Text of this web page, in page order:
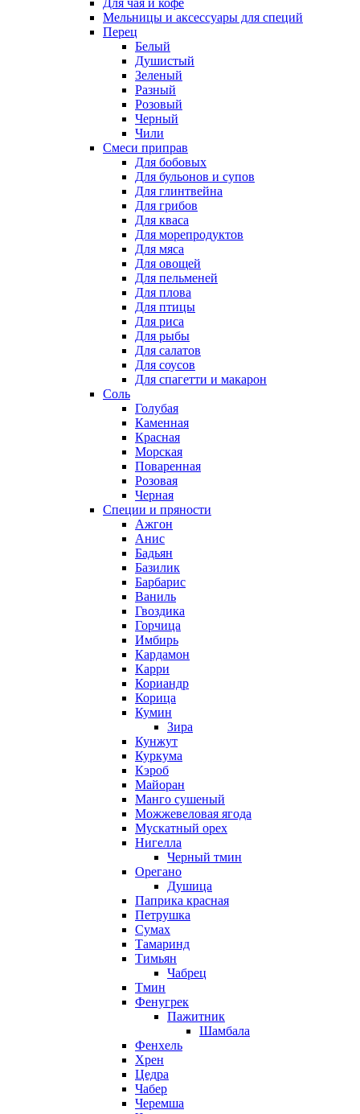
Для чая и кофе
Мельницы и аксессуары для специй
Перец
Белый
Душистый
Зеленый
Разный
Розовый
Черный
Чили
Смеси приправ
Для бобовых
Для бульонов и супов
Для глинтвейна
Для грибов
Для кваса
Для морепродуктов
Для мяса
Для овощей
Для пельменей
Для плова
Для птицы
Для риса
Для рыбы
Для салатов
Для соусов
Для спагетти и макарон
Соль
Голубая
Каменная
Красная
Морская
Поваренная
Розовая
Черная
Специи и пряности
Ажгон
Анис
Бадьян
Базилик
Барбарис
Ваниль
Гвоздика
Горчица
Имбирь
Кардамон
Карри
Кориандр
Корица
Кумин
Зира
Кунжут
Куркума
Кэроб
Майоран
Манго сушеный
Можжевеловая ягода
Мускатный орех
Нигелла
Черный тмин
Орегано
Душица
Паприка красная
Петрушка
Сумах
Тамаринд
Тимьян
Чабрец
Тмин
Фенугрек
Пажитник
Шамбала
Фенхель
Хрен
Цедра
Чабер
Черемша